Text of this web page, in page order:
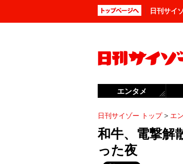
日刊サイ
日刊サイゾー トップ> エ
和牛、電撃解
った夜
エンタメ